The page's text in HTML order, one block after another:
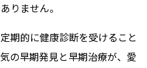
りません。
期的に健康診断を受けること
の早期発見と早期治療が、愛